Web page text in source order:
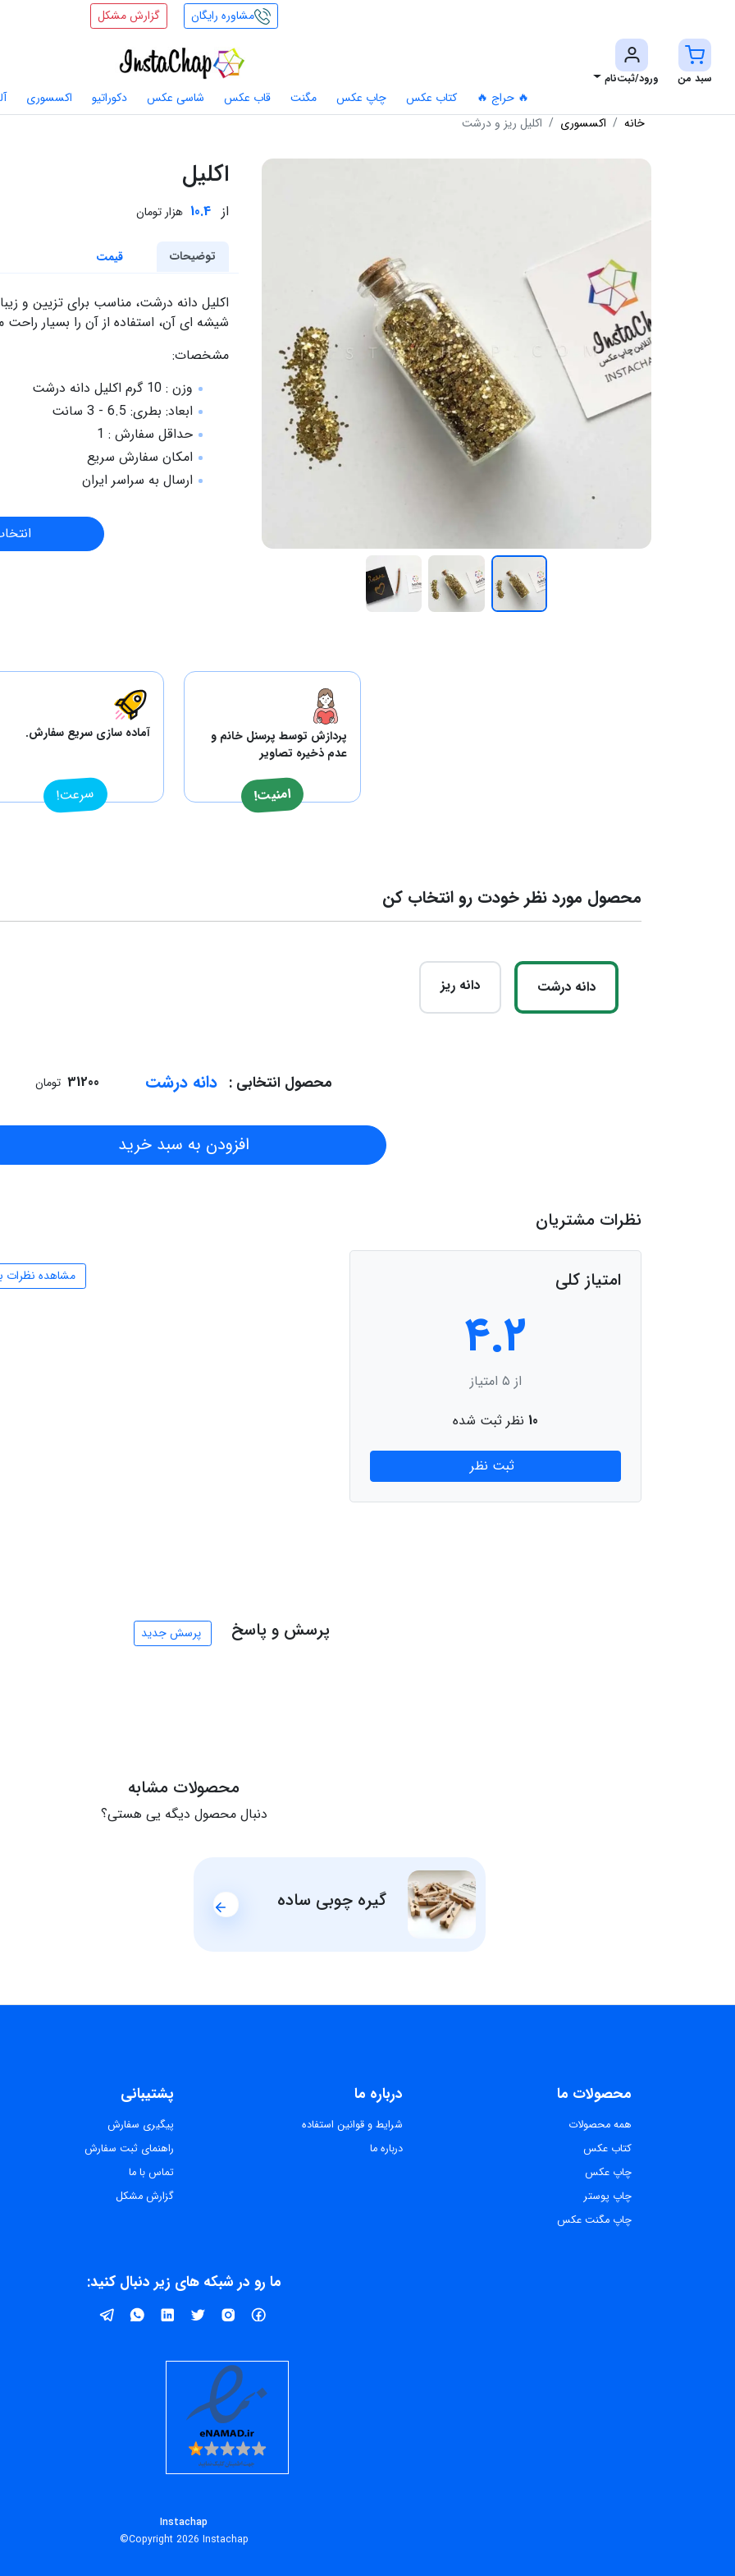
مشاوره رایگان گزارش مشکل
سبد من ورود/ثبت‌نام
🔥 حراج 🔥 کتاب عکس چاپ عکس مگنت قاب عکس شاسی عکس دکوراتیو اکسسوری
خانه
اکسسوری اکلیل ریز و درشت
اکلیل
از 10.4 هزار تومان
توضیحات قیمت
اکلیل دانه درشت، مناسب برای تزیین و
شیشه ای آن، استفاده از آن را بسیار راحت
مشخصات:
وزن : 10 گرم اکلیل دانه درشت
ابعاد: بطری: 6.5 - 3 سانت
حداقل سفارش : 1
امکان سفارش سریع
ارسال به سراسر ایران
پردازش توسط پرسنل خانم و
عدم ذخیره تصاویر
امنیت!
آماده سازی سریع سفارش.
سرعت!
محصول مورد نظر خودت رو انتخاب کن
دانه درشت دانه ریز
محصول انتخابی : دانه درشت 31200 تومان
افزودن به سبد خرید
نظرات مشتریان
امتیاز کلی
۴.۲
از ۵ امتیاز
10 نظر ثبت شده
ثبت نظر
مشاهده نظرات
پرسش و پاسخ پرسش جدید
محصولات مشابه
دنبال محصول دیگه یی هستی؟
گیره چوبی ساده
محصولات ما
همه محصولات
کتاب عکس
چاپ عکس
چاپ پوستر
چاپ مگنت عکس
درباره ما
شرایط و قوانین استفاده
درباره ما
پشتیبانی
پیگیری سفارش
راهنمای ثبت سفارش
تماس با ما
گزارش مشکل
ما رو در شبکه های زیر دنبال کنید:
Instachap
Copyright 2026 Instachap©